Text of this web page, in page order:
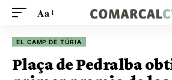
Aa
EL CAMP DE TÚRIA
Plaça de Pedralba